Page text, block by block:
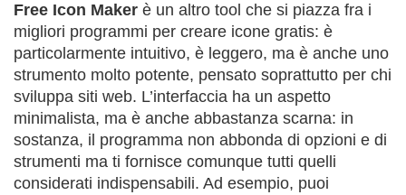
Free Icon Maker è un altro tool che si piazza fra i
migliori programmi per creare icone gratis: è
particolarmente intuitivo, è leggero, ma è anche uno
strumento molto potente, pensato soprattutto per chi
sviluppa siti web. L’interfaccia ha un aspetto
minimalista, ma è anche abbastanza scarna: in
sostanza, il programma non abbonda di opzioni e di
strumenti ma ti fornisce comunque tutti quelli
considerati indispensabili. Ad esempio, puoi